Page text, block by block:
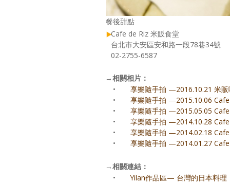
餐後甜點
Cafe de Riz 米販食堂
台北市大安區安和路一段78巷34號
02-2755-6587
→相關相片：
•
享樂隨手拍 —2016.10.21 米販
•
享樂隨手拍 —2015.10.06
•
享樂隨手拍 —2015.05.05
•
享樂隨手拍 —2014.10.28
•
享樂隨手拍 —2014.02.18
•
享樂隨手拍 —2014.01.27
→相關連結：
•
Yilan作品區— 台灣的日本料理